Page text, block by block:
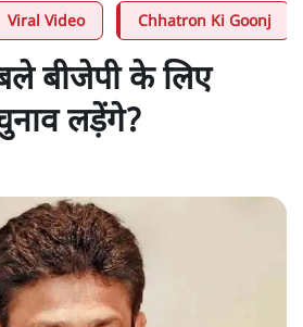
Viral Video Chhatron Ki Goonj
बीजेपी के लिए
लड़ेंगे?